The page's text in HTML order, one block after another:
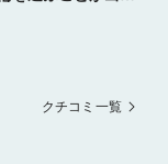
さった方もとても
さいました。ま
くさんあり、予算
クチコミ一覧